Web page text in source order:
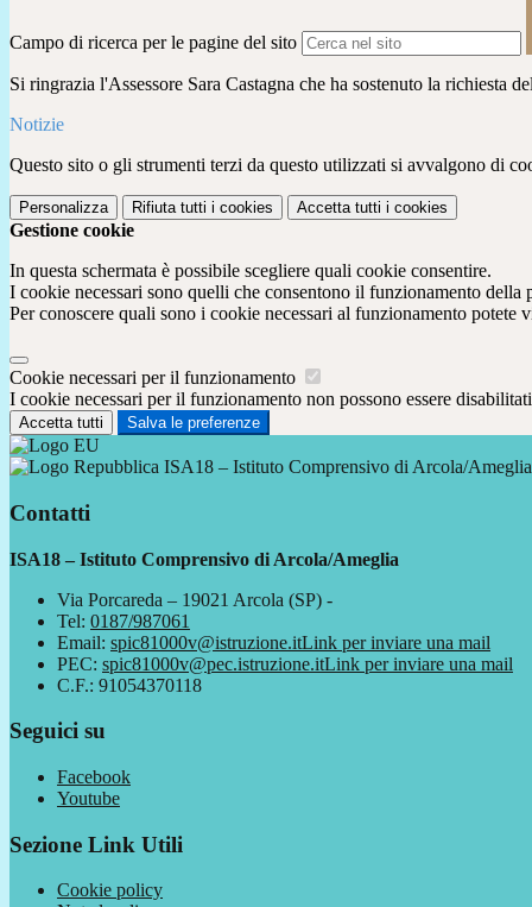
Campo di ricerca per le pagine del sito
Si ringrazia l'Assessore Sara Castagna che ha sostenuto la richiesta
Notizie
Questo sito o gli strumenti terzi da questo utilizzati si avvalgono di
Personalizza Rifiuta tutti i cookies Accetta tutti i cookies
Gestione cookie
In questa schermata è possibile scegliere quali cookie consentire.
I cookie necessari sono quelli che consentono il funzionamento
Per conoscere quali sono i cookie necessari al funzionamento potete
Cookie necessari per il funzionamento
I cookie necessari per il funzionamento non possono essere
Accetta tutti Salva le preferenze
ISA18 – Istituto Comprensivo di Arcola/Ameglia
Contatti
ISA18 – Istituto Comprensivo di Arcola/Ameglia
Via Porcareda – 19021 Arcola (SP) -
Tel: 0187/987061
Email: spic81000v@istruzione.itLink per inviare una mail
PEC: spic81000v@pec.istruzione.itLink per inviare una mail
C.F.: 91054370118
Seguici su
Facebook
Youtube
Sezione Link Utili
Cookie policy